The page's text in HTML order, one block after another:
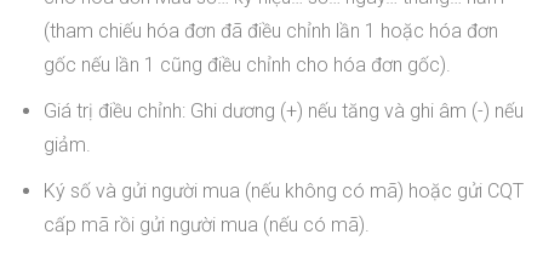
(tham chiếu hóa đơn đã điều chỉnh lần 1 hoặc hóa đơn
gốc nếu lần 1 cũng điều chỉnh cho hóa đơn gốc).
Giá trị điều chỉnh: Ghi dương (+) nếu tăng và ghi âm (-) nếu
giảm.
Ký số và gửi người mua (nếu không có mã) hoặc gửi CQT
cấp mã rồi gửi người mua (nếu có mã).